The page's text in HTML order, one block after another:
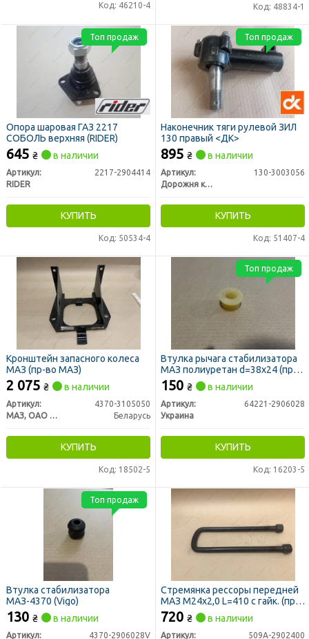
Код: 46210-4 Код: 48834-1
Опора шаровая ГАЗ 2217
СОБОЛЬ верхняя (RIDER)
645 ₴ в наличии
Артикул:
2217-2904414
RIDER
КУПИТЬ
Код: 50534-4
Топ продаж
Наконечник тяги рулевой ЗИЛ
130 правый <ДК>
895 ₴ в наличии
Артикул:
130-3003056
Дорожня карта
КУПИТЬ
Код: 51407-4
Топ продаж
Кронштейн запасного колеса
МАЗ (пр-во МАЗ)
2 075 ₴ в наличии
Артикул:
4370-3105050
МАЗ, ОАО «Минский автомобильный завод»
Беларусь
КУПИТЬ
Код: 18502-5
Втулка рычага стабилизатора
МАЗ полиуретан d=38х24 (пр-
во Украина)
150 ₴ в наличии
Артикул:
64221-2906028
Украина
КУПИТЬ
Код: 16203-5
Топ продаж
Втулка стабилизатора
МАЗ-4370 (Vigo)
130 ₴ в наличии
Артикул:
4370-2906028V
Топ продаж
Стремянка рессоры передней
МАЗ М24х2,0 L=410 с гайк. (пр-
во Самборский ДЭМЗ)
720 ₴ в наличии
Артикул:
509А-2902400